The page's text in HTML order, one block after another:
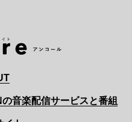
音楽配信サービスと番組